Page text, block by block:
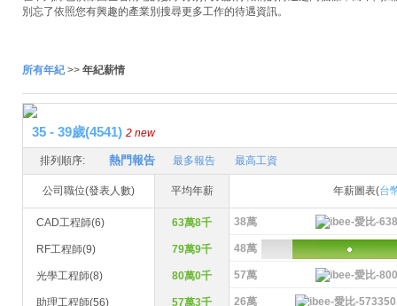
別忘了依照您有興趣的產業別搜尋更多工作的待遇資訊。
所有年紀>> 年紀薪情
35 - 39歲(4541) 2 new
排列順序: 熱門報告 最多報告 最高工資
公司職位(發表人數) 平均年薪 年薪圖表(台
CAD工程師(6) 63萬8千 38萬
RF工程師(9) 79萬9千 48萬
光學工程師(8) 80萬0千 57萬
助理工程師(56) 57萬3千 26萬